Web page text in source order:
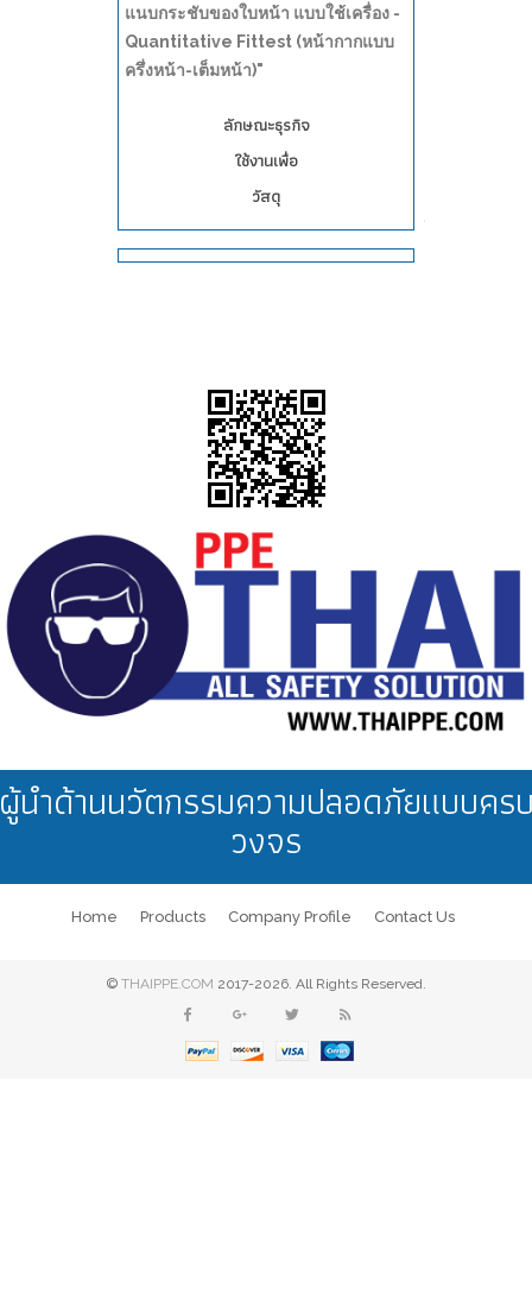
แนบกระชับของใบหน้า แบบใช้เครื่อง -
Quantitative Fittest (หน้ากากแบบ
ครึ่งหน้า-เต็มหน้า)"
ลักษณะธุรกิจ
ใช้งานเพื่อ
วัสดุ
นำด้านนวัตกรรมความปลอดภัยแบบคร
วงจร
Home Products Company Profile Contact Us
© THAIPPE.COM 2017-2026. All Rights Reserved.